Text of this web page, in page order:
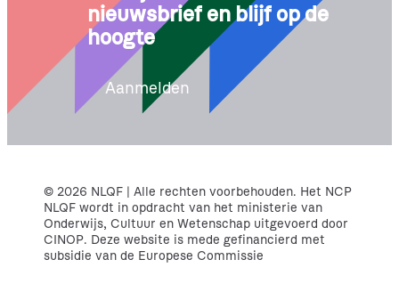
nieuwsbrief en blijf op de
hoogte
Aanmelden
© 2026 NLQF | Alle rechten voorbehouden. Het NCP
NLQF wordt in opdracht van het ministerie van
Onderwijs, Cultuur en Wetenschap uitgevoerd door
CINOP. Deze website is mede gefinancierd met
subsidie van de Europese Commissie